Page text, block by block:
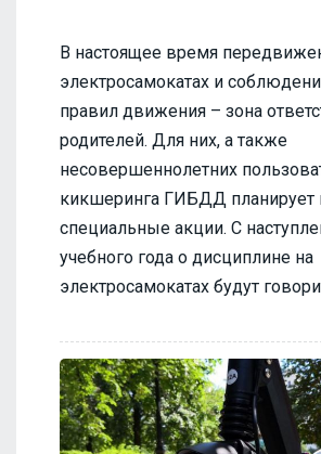
В настоящее время
электросамокатах и
правил движения – зона
родителей. Для них, а также
несовершеннолетних
кикшеринга ГИБДД планирует
специальные акции. С
учебного года о дисциплине на
электросамокатах будут